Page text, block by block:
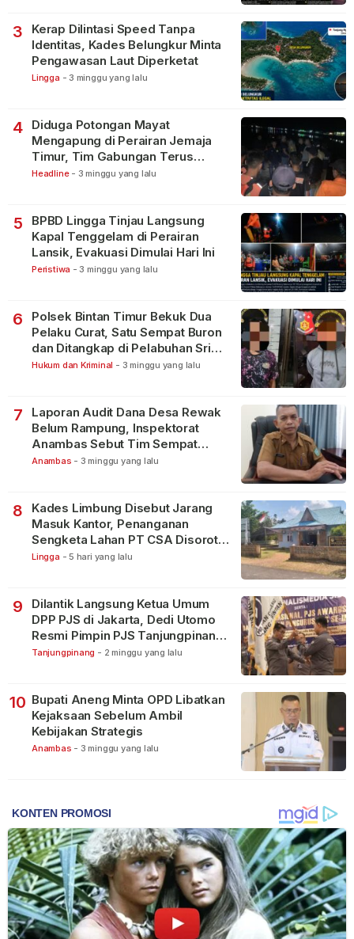
3
Kerap Dilintasi Speed Tanpa
Identitas, Kades Belungkur Minta
Pengawasan Laut Diperketat
Lingga - 3 minggu yang lalu
4
Diduga Potongan Mayat
Mengapung di Perairan Jemaja
Timur, Tim Gabungan Terus
Lakukan Pencarian
Headline - 3 minggu yang lalu
5
BPBD Lingga Tinjau Langsung
Kapal Tenggelam di Perairan
Lansik, Evakuasi Dimulai Hari Ini
Peristiwa - 3 minggu yang lalu
6
Polsek Bintan Timur Bekuk Dua
Pelaku Curat, Satu Sempat Buron
dan Ditangkap di Pelabuhan Sri
Bintan Pura
Hukum dan Kriminal - 3 minggu yang lalu
7
Laporan Audit Dana Desa Rewak
Belum Rampung, Inspektorat
Anambas Sebut Tim Sempat
Terbagi Tangani Kasus Lain
Anambas - 3 minggu yang lalu
8
Kades Limbung Disebut Jarang
Masuk Kantor, Penanganan
Sengketa Lahan PT CSA Disorot
Warga
Lingga - 5 hari yang lalu
9
Dilantik Langsung Ketua Umum
DPP PJS di Jakarta, Dedi Utomo
Resmi Pimpin PJS Tanjungpinang-
Bintan
Tanjungpinang - 2 minggu yang lalu
10 Bupati Aneng Minta OPD Libatkan
Kejaksaan Sebelum Ambil
Kebijakan Strategis
Anambas - 3 minggu yang lalu